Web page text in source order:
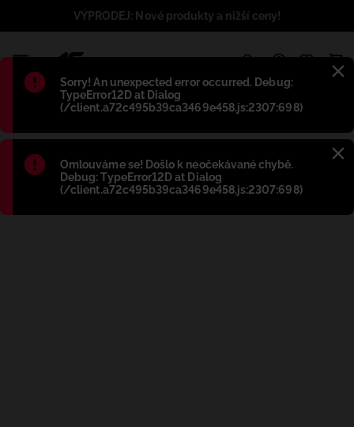
Błąd:
Sorry! An unexpected error occurred. Debug:
TypeError12D at Dialog
(/client.a72c495b39ca3469e458.js:2307:698)
Błąd:
Omlouváme se! Došlo k neočekávané chybě.
Debug: TypeError12D at Dialog
(/client.a72c495b39ca3469e458.js:2307:698)
VÝPRODEJ: Nové produkty a nižší ceny!